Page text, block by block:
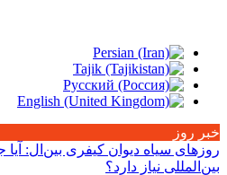
خبر روز
روزهای سیاه دیوان کیفری بین‌ال:
بین‌المللی نیاز دارد؟